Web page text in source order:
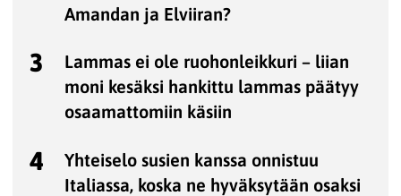
Amandan ja Elviiran?
3
Lammas ei ole ruohonleikkuri – liian
moni kesäksi hankittu lammas päätyy
osaamattomiin käsiin
4
Yhteiselo susien kanssa onnistuu
Italiassa, koska ne hyväksytään osaksi